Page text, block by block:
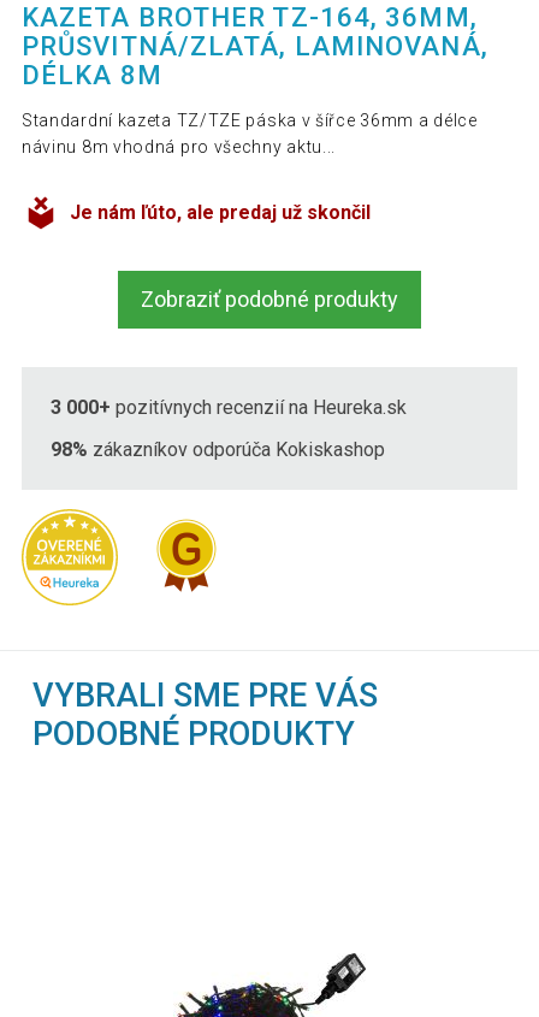
KAZETA BROTHER TZ-164, 36MM,
PRŮSVITNÁ/ZLATÁ, LAMINOVANÁ,
DÉLKA 8M
Standardní kazeta TZ/TZE páska v šířce 36mm a délce
návinu 8m vhodná pro všechny aktu...
Je nám ľúto, ale predaj už skončil
Zobraziť podobné produkty
3 000+ pozitívnych recenzií na Heureka.sk
98% zákazníkov odporúča Kokiskashop
VYBRALI SME PRE VÁS
PODOBNÉ PRODUKTY